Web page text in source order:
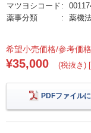
マツヨシコード
薬事分類
薬機
希望小売価格/参考価格
¥35,000 (税抜き)
PDFファイル